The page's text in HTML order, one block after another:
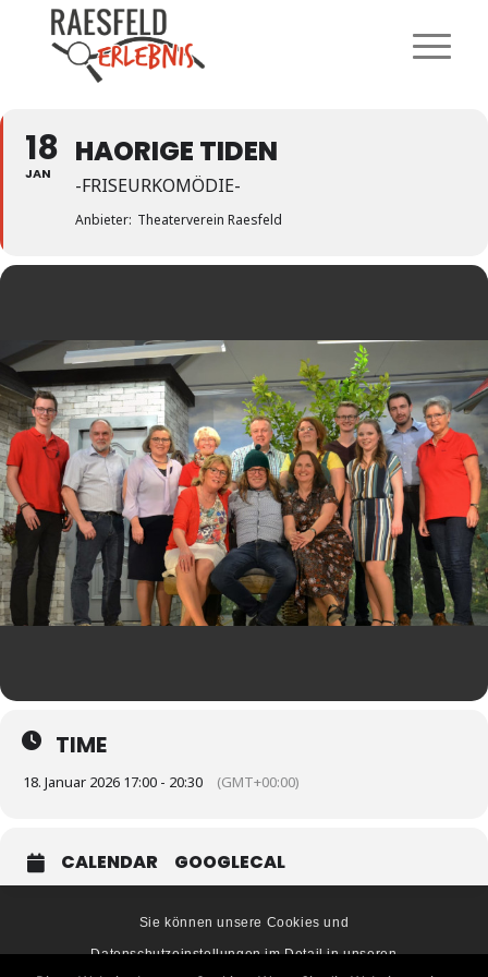
18
JAN
HAORIGE TIDEN
-FRISEURKOMÖDIE-
Anbieter: Theaterverein Raesfeld
TIME
18. Januar 2026 17:00 - 20:30 (GMT+00:00)
CALENDAR GOOGLECAL
Sie können unsere Cookies und
Datenschutzeinstellungen im Detail in unseren